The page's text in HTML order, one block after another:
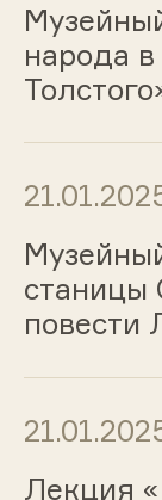
народа
станицы
повести
Лекция